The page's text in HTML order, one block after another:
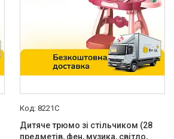
8221C
Дитяче трюмо зі стільчиком (28
предметів, фен, музика, світло,